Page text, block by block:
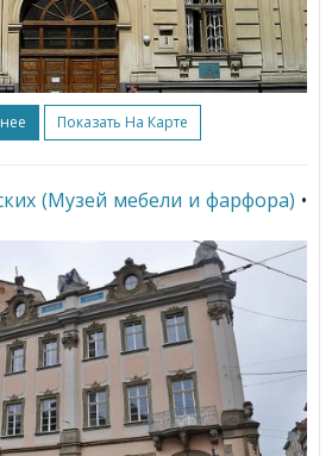
Показать На Карте
(Музей мебели и фарфора) •